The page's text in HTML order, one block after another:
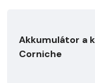
Akkumulátor a
Corniche